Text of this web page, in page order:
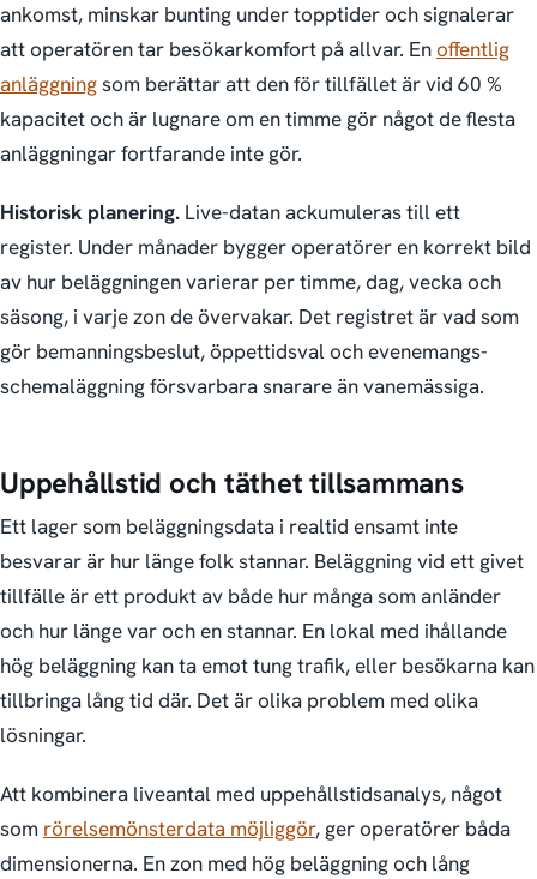
ankomst, minskar bunting under topptider och signalerar
att operatören tar besökarkomfort på allvar. Enoffentlig
anläggningsom berättar att den för tillfället är vid 60 %
kapacitet och är lugnare om en timme gör något de flesta
anläggningar fortfarande inte gör.
Historisk planering. Live-datan ackumuleras till ett
register. Under månader bygger operatörer en korrekt bild
av hur beläggningen varierar per timme, dag, vecka och
säsong, i varje zon de övervakar. Det registret är vad som
gör bemannings­beslut, öppettidsval och evenemangs­
schemaläggning försvarbara snarare än vanemässiga.
Uppehållstid och täthet tillsammans
Ett lager som beläggningsdata i realtid ensamt inte
besvarar är hur länge folk stannar. Beläggning vid ett givet
tillfälle är ett produkt av både hur många som anländer
och hur länge var och en stannar. En lokal med ihållande
hög beläggning kan ta emot tung trafik, eller besökarna kan
tillbringa lång tid där. Det är olika problem med olika
lösningar.
Att kombinera live­antal med uppehållstids­analys, något
som rörelsemönsterdata möjliggör, ger operatörer båda
dimensionerna. En zon med hög beläggning och lång